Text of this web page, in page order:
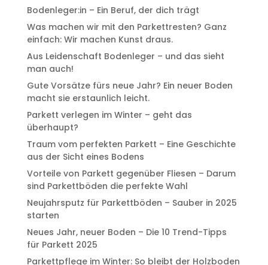
Bodenleger:in – Ein Beruf, der dich trägt
Was machen wir mit den Parkettresten? Ganz
einfach: Wir machen Kunst draus.
Aus Leidenschaft Bodenleger – und das sieht
man auch!
Gute Vorsätze fürs neue Jahr? Ein neuer Boden
macht sie erstaunlich leicht.
Parkett verlegen im Winter – geht das
überhaupt?
Traum vom perfekten Parkett – Eine Geschichte
aus der Sicht eines Bodens
Vorteile von Parkett gegenüber Fliesen – Darum
sind Parkettböden die perfekte Wahl
Neujahrsputz für Parkettböden – Sauber in 2025
starten
Neues Jahr, neuer Boden – Die 10 Trend-Tipps
für Parkett 2025
Parkettpflege im Winter: So bleibt der Holzboden